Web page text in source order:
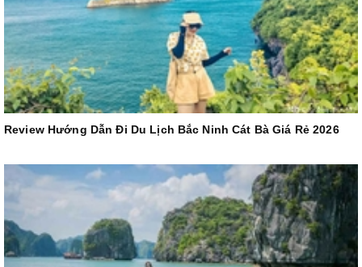
Review Hướng Dẫn Đi Du Lịch Bắc Ninh Cát Bà Giá Rẻ 2026